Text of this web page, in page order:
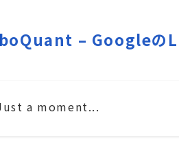
– Googleの
a moment...